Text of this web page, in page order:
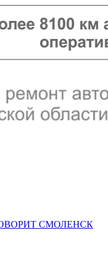
СМОЛЕНСК